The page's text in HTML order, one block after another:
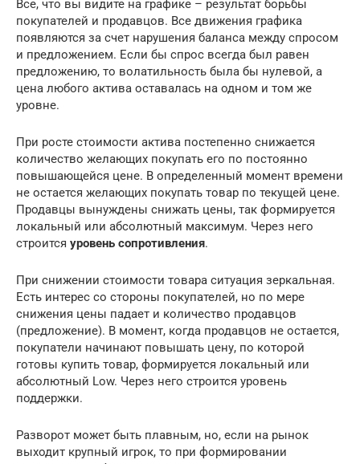
Все, что вы видите на графике – результат борьбы
покупателей и продавцов. Все движения графика
появляются за счет нарушения баланса между спросом
и предложением. Если бы спрос всегда был равен
предложению, то волатильность была бы нулевой, а
цена любого актива оставалась на одном и том же
уровне.
При росте стоимости актива постепенно снижается
количество желающих покупать его по постоянно
повышающейся цене. В определенный момент времени
не остается желающих покупать товар по текущей цене.
Продавцы вынуждены снижать цены, так формируется
локальный или абсолютный максимум. Через него
строится уровень сопротивления.
При снижении стоимости товара ситуация зеркальная.
Есть интерес со стороны покупателей, но по мере
снижения цены падает и количество продавцов
(предложение). В момент, когда продавцов не остается,
покупатели начинают повышать цену, по которой
готовы купить товар, формируется локальный или
абсолютный Low. Через него строится уровень
поддержки.
Разворот может быть плавным, но, если на рынок
выходит крупный игрок, то при формировании